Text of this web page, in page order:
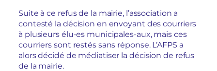
Suite à ce refus de la mairie, l’association a
contesté la décision en envoyant des courriers
à plusieurs élu-es municipales-aux, mais ces
courriers sont restés sans réponse. L’AFPS a
alors décidé de médiatiser la décision de refus
de la mairie.